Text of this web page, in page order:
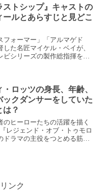
ストシップ』キャストの
ールとあらすじと見どこ
フォーマー」「アルマゲド
した名匠マイケル・ベイが、
ビシリーズの製作総指揮を務
稿をInsta...
・ロッツの身長、年齢、
ックダンサーをしていた
は？
のヒーローたちの活躍を描く
レジェンド・オブ・トゥモロ
ドラマの主役をつとめる筋肉
ンク